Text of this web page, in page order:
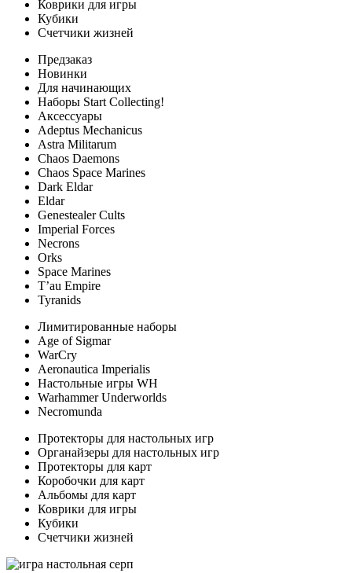
Коврики для игры
Кубики
Счетчики жизней
Предзаказ
Новинки
Для начинающих
Наборы Start Collecting!
Аксессуары
Adeptus Mechanicus
Astra Militarum
Chaos Daemons
Chaos Space Marines
Dark Eldar
Eldar
Genestealer Cults
Imperial Forces
Necrons
Orks
Space Marines
T’au Empire
Tyranids
Лимитированные наборы
Age of Sigmar
WarCry
Aeronautica Imperialis
Настольные игры WH
Warhammer Underworlds
Necromunda
Протекторы для настольных игр
Органайзеры для настольных игр
Протекторы для карт
Коробочки для карт
Альбомы для карт
Коврики для игры
Кубики
Счетчики жизней